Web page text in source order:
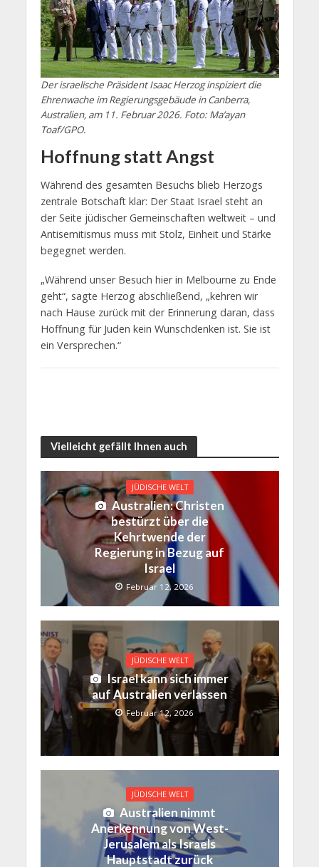
Der israelische Präsident Isaac Herzog inspiziert die
Ehrenwache im Regierungsgebäude in Canberra,
Australien, am 11. Februar 2026. Foto: Ma’ayan
Toaf/GPO.
Hoffnung statt Angst
Während des gesamten Besuchs blieb Herzogs
zentrale Botschaft klar: Der Staat Israel steht an
der Seite jüdischer Gemeinschaften weltweit – und
Antisemitismus muss mit Stolz, Einheit und Stärke
begegnet werden.
„Während unser Besuch hier in Melbourne zu Ende
geht“, sagte Herzog abschließend, „kehren wir
nach Hause zurück mit der Erinnerung daran, dass
Hoffnung für Juden kein Wunschdenken ist. Sie ist
ein Versprechen.“
Vielleicht gefällt Ihnen auch
JÜDISCHE WELT
Australien: Christen
bestürzt über die
Kehrtwende der
Regierung in Bezug auf
Israel
Februar 12, 2026
JÜDISCHE WELT
Israel kann sich immer
auf Australien verlassen
Februar 12, 2026
JÜDISCHE WELT
Australien nimmt
Anerkennung von West-
Jerusalem als Israels
Hauptstadt zurück